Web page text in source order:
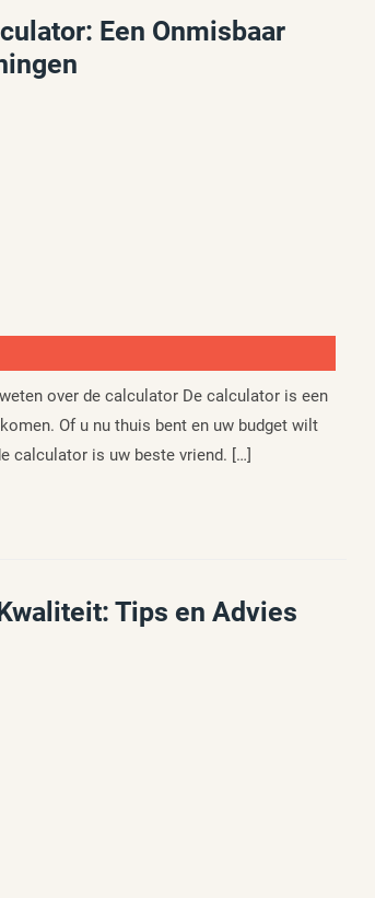
Een Onmisbaar
over de calculator De calculator is een
Of u nu thuis bent en uw budget wilt
calculator is uw beste vriend. […]
Tips en Advies